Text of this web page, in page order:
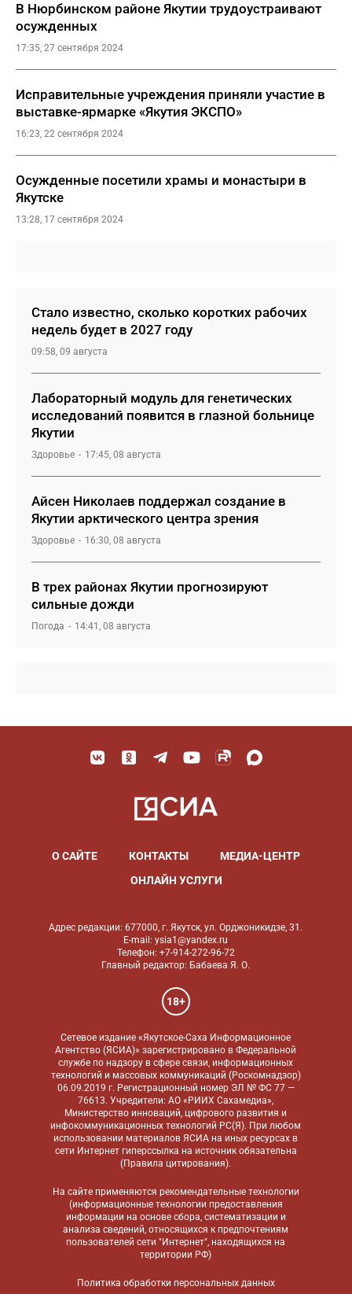
В Нюрбинском районе Якутии трудоустраивают
осужденных
17:35, 27 сентября 2024
Исправительные учреждения приняли участие в
выставке-ярмарке «Якутия ЭКСПО»
16:23, 22 сентября 2024
Осужденные посетили храмы и монастыри в
Якутске
13:28, 17 сентября 2024
Стало известно, сколько коротких рабочих
недель будет в 2027 году
09:58, 09 августа
Лабораторный модуль для генетических
исследований появится в глазной больнице
Якутии
Здоровье 17:45, 08 августа
Айсен Николаев поддержал создание в
Якутии арктического центра зрения
Здоровье 16:30, 08 августа
В трех районах Якутии прогнозируют
сильные дожди
Погода 14:41, 08 августа
О САЙТЕ КОНТАКТЫ
МЕДИА-ЦЕНТР
ОНЛАЙН УСЛУГИ
Адрес редакции: 677000, г. Якутск, ул. Орджоникидзе, 31.
E-mail: ysia1@yandex.ru
Телефон: +7-914-272-96-72
Главный редактор: Бабаева Я. О.
18+
Сетевое издание «Якутское-Саха Информационное
Агентство (ЯСИА)» зарегистрировано в Федеральной
службе по надзору в сфере связи, информационных
технологий и массовых коммуникаций (Роскомнадзор)
06.09.2019 г. Регистрационный номер ЭЛ № ФС 77 —
76613. Учредители: АО «РИИХ Сахамедиа»,
Министерство инноваций, цифрового развития и
инфокоммуникационных технологий РС(Я). При любом
использовании материалов ЯСИА на иных ресурсах в
сети Интернет гиперссылка на источник обязательна
(Правила цитирования).
На сайте применяются рекомендательные технологии
(информационные технологии предоставления
информации на основе сбора, систематизации и
анализа сведений, относящихся к предпочтениям
пользователей сети "Интернет", находящихся на
территории РФ)
Политика обработки персональных данных